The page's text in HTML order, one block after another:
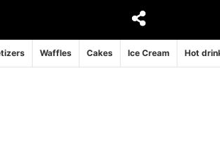
Waffles Cakes Ice Cream Hot